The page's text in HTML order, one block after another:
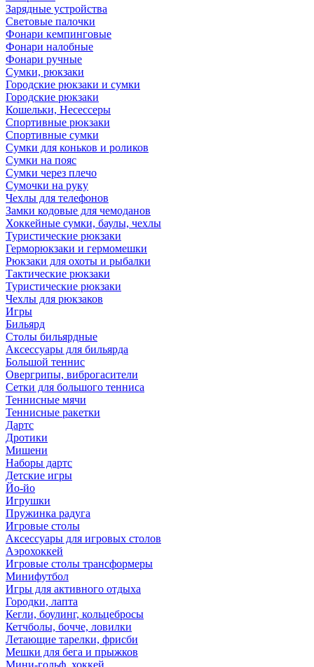
Зарядные устройства
Световые палочки
Фонари кемпинговые
Фонари налобные
Фонари ручные
Сумки, рюкзаки
Городские рюкзаки и сумки
Городские рюкзаки
Кошельки, Несессеры
Спортивные рюкзаки
Спортивные сумки
Сумки для коньков и роликов
Сумки на пояс
Сумки через плечо
Сумочки на руку
Чехлы для телефонов
Замки кодовые для чемоданов
Хоккейные сумки, баулы, чехлы
Туристические рюкзаки
Герморюкзаки и гермомешки
Рюкзаки для охоты и рыбалки
Тактические рюкзаки
Туристические рюкзаки
Чехлы для рюкзаков
Игры
Бильярд
Столы бильярдные
Аксессуары для бильярда
Большой теннис
Овергрипы, виброгасители
Сетки для большого тенниса
Теннисные мячи
Теннисные ракетки
Дартс
Дротики
Мишени
Наборы дартс
Детские игры
Йо-йо
Игрушки
Пружинка радуга
Игровые столы
Аксессуары для игровых столов
Аэрохоккей
Игровые столы трансформеры
Минифутбол
Игры для активного отдыха
Городки, лапта
Кегли, боулинг, кольцебросы
Кетчболы, бочче, ловилки
Летающие тарелки, фрисби
Мешки для бега и прыжков
Мини-гольф, хоккей